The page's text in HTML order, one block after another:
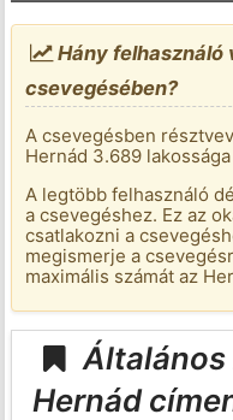
Hány felhasználó
csevegésében?
A csevegésben
Hernád 3.689 lakossága
A legtöbb felhasználó
a csevegéshez. Ez az
csatlakozni a
megismerje a
maximális számát az
Hernád